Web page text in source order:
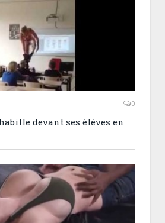
0
devant ses élèves en